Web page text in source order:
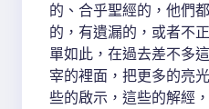
的、合乎聖經的，他們
的，有遺漏的，或者不
單如此，在過去差不多
宰的裡面，把更多的亮
些的啟示，這些的解經